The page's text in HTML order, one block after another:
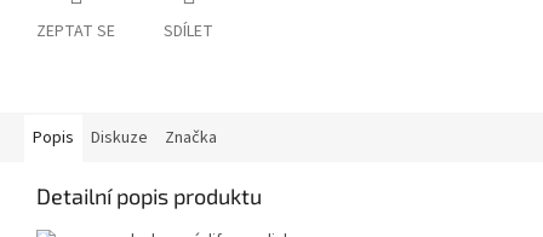
ZEPTAT SE SDÍLET
Popis Diskuze Značka
Detailní popis produktu